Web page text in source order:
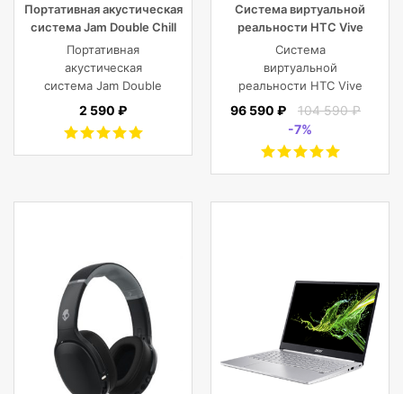
Портативная акустическая
система Jam Double Chill
Grey
Портативная
акустическая
система Jam Double
Chill Grey (серый)
2 590 ₽
Система виртуальной
реальности HTC Vive
Cosmos Elite
Система
виртуальной
реальности HTC Vive
Cosmos Elite
96 590 ₽
104 590 ₽
-7%